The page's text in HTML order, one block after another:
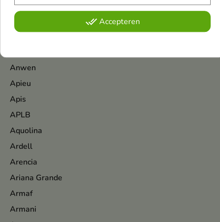
Alpecin
Anwen
Apieu
Apis
APLB
Aquolina
Ardell
Arencia
Ariana Grande
Armaf
Armani
done_all Accepteren